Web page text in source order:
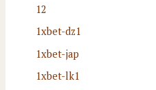
12
1xbet-dz1
1xbet-jap
1xbet-lk1